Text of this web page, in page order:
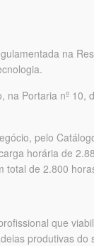
na
na Portaria nº
pelo
horária de
de 2.800
que
produtivas